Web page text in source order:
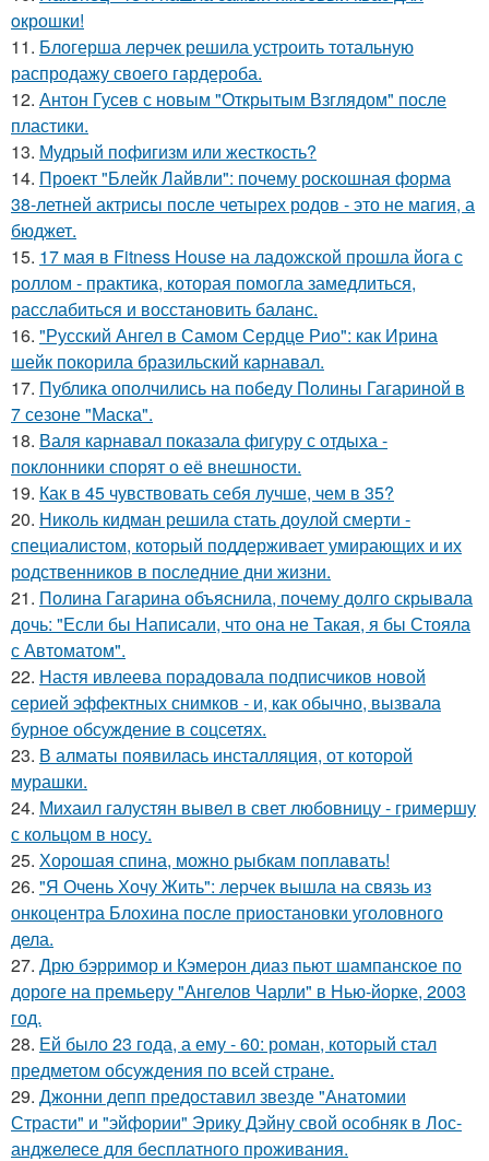
oкрошки!
11. Блогерша лерчек решила устроить тотальную
распродажу своего гардероба.
12. Антон Гусев с новым "Открытым Взглядом" после
пластики.
13. Мудрый пофигизм или жесткость?
14. Проект "Блейк Лайвли": почему роскошная форма
38-летней актрисы после четырех родов - это не магия, а
бюджет.
15. 17 мая в Fitness House на ладожской прошла йога с
роллом - практика, которая помогла замедлиться,
расслабиться и восстановить баланс.
16. "Русский Ангел в Самом Сердце Рио": как Ирина
шейк покорила бразильский карнавал.
17. Публика ополчились на победу Полины Гагариной в
7 сезоне "Маска".
18. Валя карнавал показала фигуру с отдыха -
поклонники спорят о её внешности.
19. Как в 45 чувствовать себя лучше, чем в 35?
20. Николь кидман решила стать доулой смерти -
специалистом, который поддерживает умирающих и их
родственников в последние дни жизни.
21. Полина Гагарина объяснила, почему долго скрывала
дочь: "Если бы Написали, что она не Такая, я бы Стояла
с Автоматом".
22. Настя ивлеева порадовала подписчиков новой
серией эффектных снимков - и, как обычно, вызвала
бурное обсуждение в соцсетях.
23. В алматы появилась инсталляция, от которой
мурашки.
24. Михаил галустян вывел в свет любовницу - гримершу
с кольцом в носу.
25. Хорошая спина, можно рыбкам поплавать!
26. "Я Очень Хочу Жить": лерчек вышла на связь из
онкоцентра Блохина после приостановки уголовного
дела.
27. Дрю бэрримор и Кэмерон диаз пьют шампанское по
дороге на премьеру "Ангелов Чарли" в Нью-йорке, 2003
год.
28. Ей было 23 года, а ему - 60: роман, который стал
предметом обсуждения по всей стране.
29. Джонни депп предоставил звезде "Анатомии
Страсти" и "эйфории" Эрику Дэйну свой особняк в Лос-
анджелесе для бесплатного проживания.